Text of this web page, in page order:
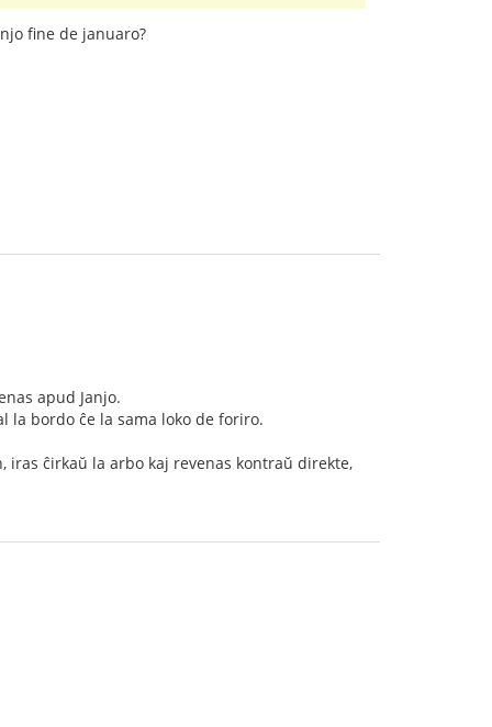
fine de januaro?
apud Janjo.
la bordo ĉe la sama loko de foriro.
iras ĉirkaŭ la arbo kaj revenas kontraŭ direkte,